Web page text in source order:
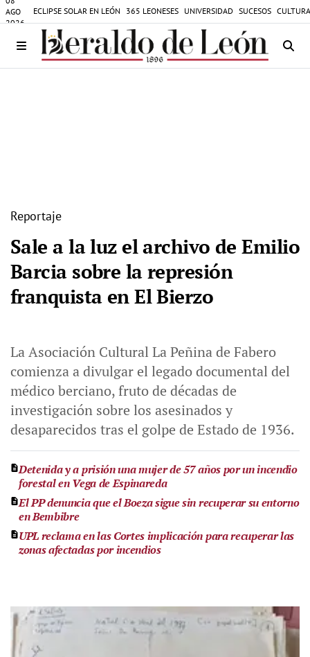
AGO
2026
ECLIPSE SOLAR EN LEÓN 365 LEONESES UNIVERSIDAD SUCESOS
Reportaje
Sale a la luz el archivo de Emilio
Barcia sobre la represión
franquista en El Bierzo
La Asociación Cultural La Peñina de Fabero
comienza a divulgar el legado documental del
médico berciano, fruto de décadas de
investigación sobre los asesinados y
desaparecidos tras el golpe de Estado de 1936.
Detenida y a prisión una mujer de 57 años por un incendio
forestal en Vega de Espinareda
El PP denuncia que el Boeza sigue sin recuperar su entorno
en Bembibre
UPL reclama en las Cortes implicación para recuperar las
zonas afectadas por incendios